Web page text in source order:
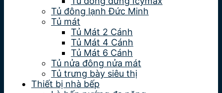
Tủ đông lạnh Đức Minh
Tủ mát
Tủ Mát 2 Cánh
Tủ Mát 4 Cánh
Tủ Mát 6 Cánh
Tủ nửa đông nửa mát
Tủ trưng bày siêu thị
Thiết bị nhà bếp